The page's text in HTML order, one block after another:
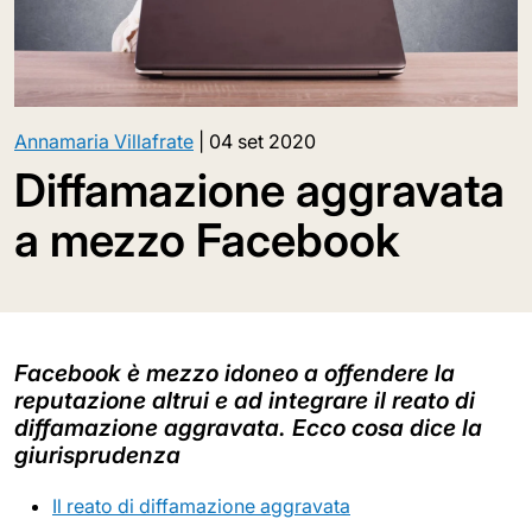
Annamaria Villafrate 04 set 2020
Diffamazione aggravata
a mezzo Facebook
Facebook è mezzo idoneo a offendere la
reputazione altrui e ad integrare il reato di
diffamazione aggravata. Ecco cosa dice la
giurisprudenza
Il reato di diffamazione aggravata